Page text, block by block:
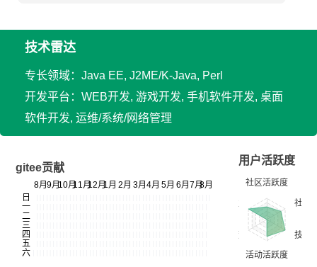
技术雷达
专长领域：Java EE, J2ME/K-Java, Perl
开发平台：WEB开发, 游戏开发, 手机软件开发, 桌面
软件开发, 运维/系统/网络管理
gitee贡献
用户活跃度